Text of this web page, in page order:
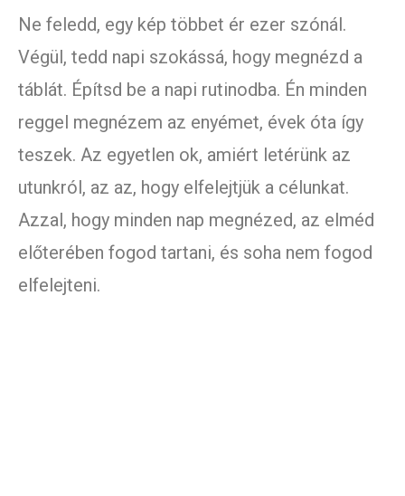
Ne feledd, egy kép többet ér ezer szónál.
Végül, tedd napi szokássá, hogy megnézd a
táblát. Építsd be a napi rutinodba. Én minden
reggel megnézem az enyémet, évek óta így
teszek. Az egyetlen ok, amiért letérünk az
utunkról, az az, hogy elfelejtjük a célunkat.
Azzal, hogy minden nap megnézed, az elméd
előterében fogod tartani, és soha nem fogod
elfelejteni.